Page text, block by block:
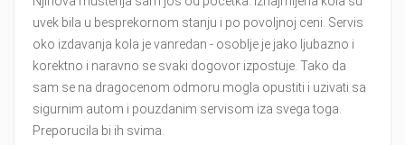
uvek bila u besprekornom stanju i po povoljnoj ceni. Servis
oko izdavanja kola je vanredan - osoblje je jako ljubazno i
korektno i naravno se svaki dogovor izpostuje. Tako da
sam se na dragocenom odmoru mogla opustiti i uzivati sa
sigurnim autom i pouzdanim servisom iza svega toga.
Preporucila bi ih svima.